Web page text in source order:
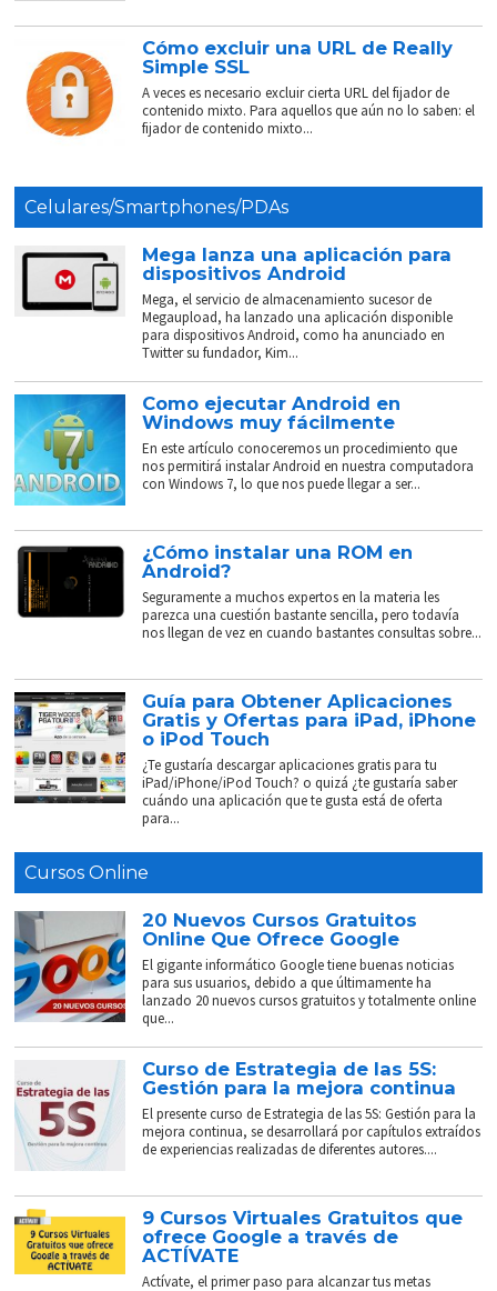
Cómo excluir una URL de Really
Simple SSL
A veces es necesario excluir cierta URL del fijador de
contenido mixto. Para aquellos que aún no lo saben: el
fijador de contenido mixto...
Celulares/Smartphones/PDAs
Mega lanza una aplicación para
dispositivos Android
Mega, el servicio de almacenamiento sucesor de
Megaupload, ha lanzado una aplicación disponible
para dispositivos Android, como ha anunciado en
Twitter su fundador, Kim...
Como ejecutar Android en
Windows muy fácilmente
En este artículo conoceremos un procedimiento que
nos permitirá instalar Android en nuestra computadora
con Windows 7, lo que nos puede llegar a ser...
¿Cómo instalar una ROM en
Android?
Seguramente a muchos expertos en la materia les
parezca una cuestión bastante sencilla, pero todavía
nos llegan de vez en cuando bastantes consultas sobre...
Guía para Obtener Aplicaciones
Gratis y Ofertas para iPad, iPhone
o iPod Touch
¿Te gustaría descargar aplicaciones gratis para tu
iPad/iPhone/iPod Touch? o quizá ¿te gustaría saber
cuándo una aplicación que te gusta está de oferta
para...
Cursos Online
20 Nuevos Cursos Gratuitos
Online Que Ofrece Google
El gigante informático Google tiene buenas noticias
para sus usuarios, debido a que últimamente ha
lanzado 20 nuevos cursos gratuitos y totalmente online
que...
Curso de Estrategia de las 5S:
Gestión para la mejora continua
El presente curso de Estrategia de las 5S: Gestión para la
mejora continua, se desarrollará por capítulos extraídos
de experiencias realizadas de diferentes autores....
9 Cursos Virtuales Gratuitos que
ofrece Google a través de
ACTÍVATE
Actívate, el primer paso para alcanzar tus metas